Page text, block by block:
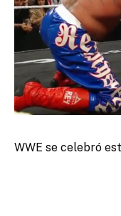
WWE se celebró